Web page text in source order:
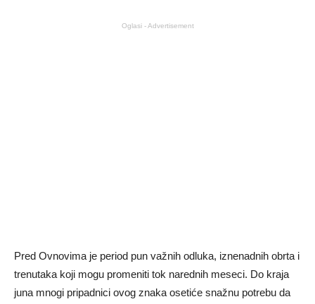
Oglasi - Advertisement
Pred Ovnovima je period pun važnih odluka, iznenadnih obrta i
trenutaka koji mogu promeniti tok narednih meseci. Do kraja
juna mnogi pripadnici ovog znaka osetiće snažnu potrebu da